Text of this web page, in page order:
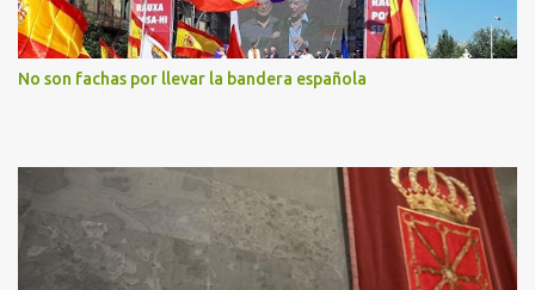
No son fachas por llevar la bandera española